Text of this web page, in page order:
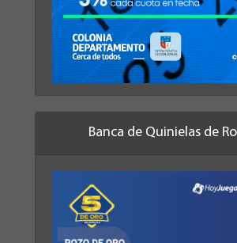
Banca de Quinielas de